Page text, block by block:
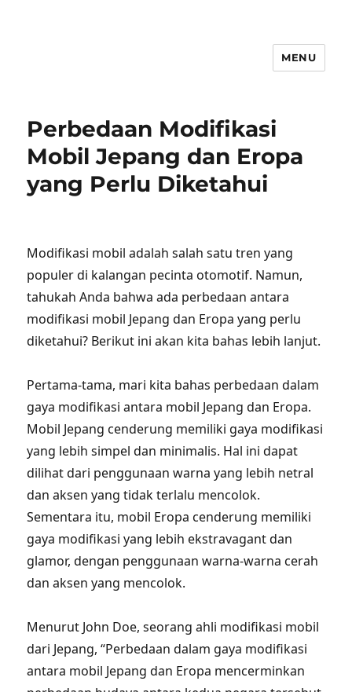
MENU
Perbedaan Modifikasi
Mobil Jepang dan Eropa
yang Perlu Diketahui
Modifikasi mobil adalah salah satu tren yang
populer di kalangan pecinta otomotif. Namun,
tahukah Anda bahwa ada perbedaan antara
modifikasi mobil Jepang dan Eropa yang perlu
diketahui? Berikut ini akan kita bahas lebih lanjut.
Pertama-tama, mari kita bahas perbedaan dalam
gaya modifikasi antara mobil Jepang dan Eropa.
Mobil Jepang cenderung memiliki gaya modifikasi
yang lebih simpel dan minimalis. Hal ini dapat
dilihat dari penggunaan warna yang lebih netral
dan aksen yang tidak terlalu mencolok.
Sementara itu, mobil Eropa cenderung memiliki
gaya modifikasi yang lebih ekstravagant dan
glamor, dengan penggunaan warna-warna cerah
dan aksen yang mencolok.
Menurut John Doe, seorang ahli modifikasi mobil
dari Jepang, “Perbedaan dalam gaya modifikasi
antara mobil Jepang dan Eropa mencerminkan